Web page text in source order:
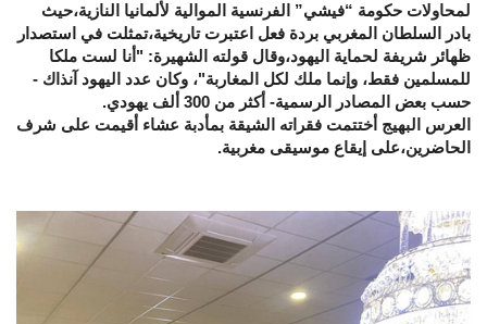
لمحاولات حكومة “فيشي” الفرنسية الموالية لألمانيا النازية،حيث
بادر السلطان المغربي بردة فعل اعتبرت تاريخية،تمثلت في استصدار
ظهائر شريفة لحماية اليهود،وقال قولته الشهيرة: "أنا لست ملكا
للمسلمين فقط، وإنما ملك لكل المغاربة"، وكان عدد اليهود آنذاك -
حسب بعض المصادر الرسمية- أكثر من 300 ألف يهودي.
العرس البهيج أختتمت فقراته الشيقة بمأدبة عشاء أقيمت على شرف
الحاضرين،على إيقاع موسيقى مغربية.